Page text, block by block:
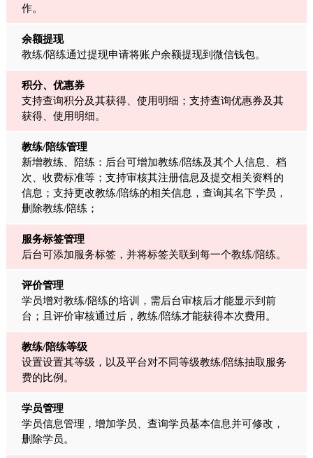
作。
余额提现
教练/陪练通过提现申请将账户余额提现到微信钱包。
积分、优惠券
支持查询积分及其获得、使用明细；支持查询优惠券及其
获得、使用明细。
教练/陪练管理
新增教练、陪练：后台可增加教练/陪练及其个人信息、档
次、收费标准等；支持审核其注册信息及提交相关资料的
信息；支持更改教练/陪练的相关信息，查询其名下学员，
删除教练/陪练；
服务标签管理
后台可添加服务标签，并将标签关联到每一个教练/陪练。
评价管理
学员增对教练/陪练的培训，需后台审核后才能显示到前
台；且评价审核通过后，教练/陪练才能获得本次费用。
教练/陪练等级
设置设置其等级，以及平台对不同等级教练/陪练抽取服务
费的比例。
学员管理
学员信息管理，增加学员、查询学员基本信息并可修改，
删除学员。